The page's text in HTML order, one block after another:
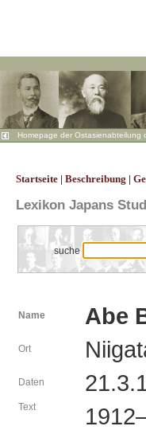
Homepage der Ostasienabteilung
Startseite Beschreibung
Lexikon Japans
suche
Name Abe
Ort
Daten
Text